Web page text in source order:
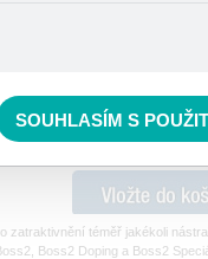
»
zatraktivnění téměř jakékoli
Boss2 Doping a Boss2
konkrétnímu
SOUHLASÍM S